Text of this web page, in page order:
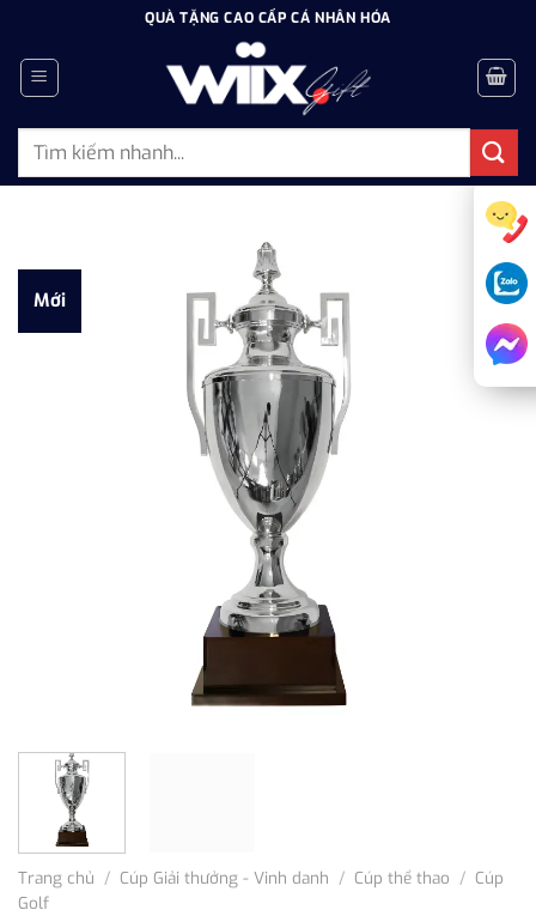
dung
QUÀ TẶNG CAO CẤP CÁ NHÂN HÓA
Tìm
Mới
Trang chủ / Cúp Giải thưởng - Vinh danh / Cúp thể thao / Cúp
Golf